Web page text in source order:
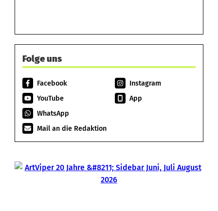
Folge uns
Facebook
Instagram
YouTube
App
WhatsApp
Mail an die Redaktion